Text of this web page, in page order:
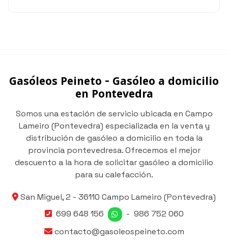
Gasóleos Peineto - Gasóleo a domicilio
en Pontevedra
Somos una estación de servicio ubicada en Campo
Lameiro (Pontevedra) especializada en la venta y
distribución de gasóleo a domicilio en toda la
provincia pontevedresa. Ofrecemos el mejor
descuento a la hora de solicitar gasóleo a domicilio
para su calefacción.
San Miguel, 2 - 36110 Campo Lameiro (Pontevedra)
699 648 156
- 986 752 060
contacto@gasoleospeineto.com